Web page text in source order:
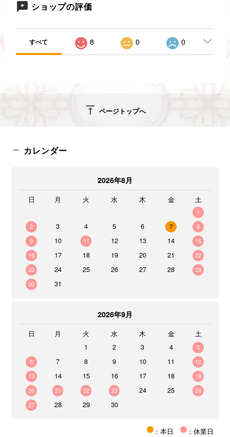
ショップの評価
すべて 8 0 0
vertical_align_top ページトップへ
カレンダー
2026年8月
日 月 火 水 木 金 土
1
2
3 4 5 6 7
8
9
10 11 12 13 14
15
16
17 18 19 20 21
22
23
24 25 26 27 28
29
30
31
2026年9月
日 月 火 水 木 金
土
1
2 3 4
5
6
7 8 9 10 11
12
13
14 15 16 17 18
19
20
21 22 23 24 25
26
27
28 29 30
：本日 ：休業日